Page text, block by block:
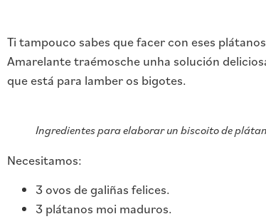
Ti tampouco sabes que facer con eses
Amarelante traémosche unha solución
que está para lamber os bigotes.
Ingredientes para elaborar un biscoito de
Necesitamos:
3 ovos de galiñas felices.
3 plátanos moi maduros.